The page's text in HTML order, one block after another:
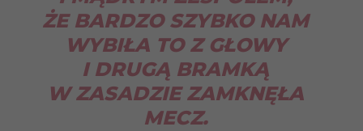
ŻE BARDZO SZYBKO NAM
WYBIŁA TO Z GŁOWY
I DRUGĄ BRAMKĄ
W ZASADZIE ZAMKNĘŁA
MECZ.